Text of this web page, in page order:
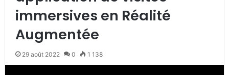
immersives en Réalité
Augmentée
29 août 2022 0 1 138